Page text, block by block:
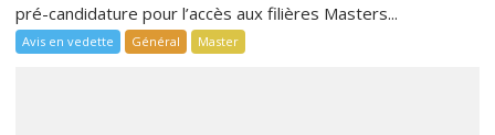
pré-candidature pour l’accès aux filières Masters...
Avis en vedette Général Master